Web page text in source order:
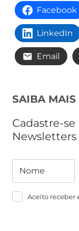
Facebook
LinkedIn
Email
SAIBA MAIS
Cadastre-
Newsletters
Nome
Nome
Aceito receber